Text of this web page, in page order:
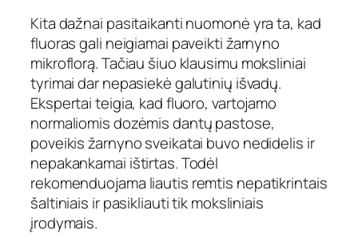
Kita dažnai pasitaikanti nuomonė yra ta, kad
fluoras gali neigiamai paveikti žarnyno
mikroflorą. Tačiau šiuo klausimu moksliniai
tyrimai dar nepasiekė galutinių išvadų.
Ekspertai teigia, kad fluoro, vartojamo
normaliomis dozėmis dantų pastose,
poveikis žarnyno sveikatai buvo nedidelis ir
nepakankamai ištirtas. Todėl
rekomenduojama liautis remtis nepatikrintais
šaltiniais ir pasikliauti tik moksliniais
įrodymais.